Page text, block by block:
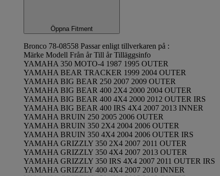
Öppna Fitment
Bronco 78-08558 Passar enligt tillverkaren på :
Märke Modell Från år Till år Tilläggsinfo
YAMAHA 350 MOTO-4 1987 1995 OUTER
YAMAHA BEAR TRACKER 1999 2004 OUTER
YAMAHA BIG BEAR 250 2007 2009 OUTER
YAMAHA BIG BEAR 400 2X4 2000 2004 OUTER
YAMAHA BIG BEAR 400 4X4 2000 2012 OUTER IRS
YAMAHA BIG BEAR 400 IRS 4X4 2007 2013 INNER
YAMAHA BRUIN 250 2005 2006 OUTER
YAMAHA BRUIN 350 2X4 2004 2006 OUTER
YAMAHA BRUIN 350 4X4 2004 2006 OUTER IRS
YAMAHA GRIZZLY 350 2X4 2007 2011 OUTER
YAMAHA GRIZZLY 350 4X4 2007 2013 OUTER
YAMAHA GRIZZLY 350 IRS 4X4 2007 2011 OUTER IRS
YAMAHA GRIZZLY 400 4X4 2007 2010 INNER